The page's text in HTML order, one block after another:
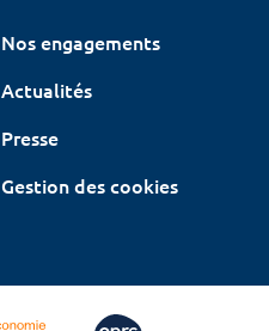
Nos engagements
Actualités
Presse
Gestion des cookies